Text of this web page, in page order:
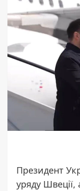
Президент
уряду Швеції,